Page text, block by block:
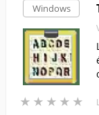
Windows
★ ★ ★ ★ ★
★ ★ ★ ★ ★